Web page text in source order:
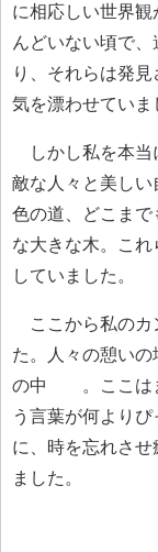
に相応しい世界
んどいない頃で
り、それらは発
気を漂わせていま
しかし私を本当
敵な人々と美し
色の道、どこまで
な大きな木。こ
していました。
ここから私のカ
た。人々の憩い
の中 。ここはま
う言葉が何より
に、時を忘れさ
ました。